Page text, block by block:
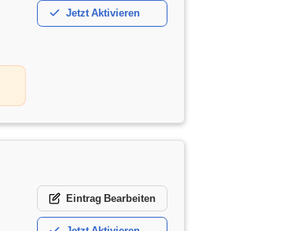
Jetzt Aktivieren
Eintrag Bearbeiten